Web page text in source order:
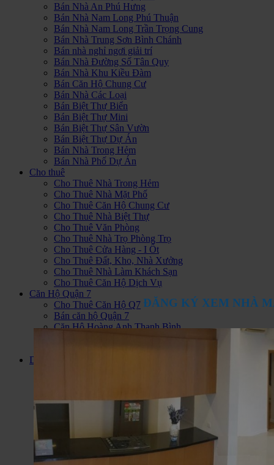
Bán Nhà An Phú Hưng
Bán Nhà Nam Long Phú Thuận
Bán Nhà Nam Long Trần Trọng Cung
Bán Nhà Trung Sơn Bình Chánh
Bán nhà nghỉ ngơi giải trí
Bán Nhà Đường Số Tân Quy
Bán Nhà Khu Kiều Đàm
Bán Căn Hộ Chung Cư
Bán Nhà Các Loại
Bán Biệt Thự Biển
Bán Biệt Thự Mini
Bán Biệt Thự Sân Vườn
Bán Biệt Thự Dự Án
Bán Nhà Trong Hẻm
Bán Nhà Phố Dự Án
Cho thuê
Cho Thuê Nhà Trong Hẻm
Cho Thuê Nhà Mặt Phố
Cho Thuê Căn Hộ Chung Cư
Cho Thuê Nhà Biệt Thự
Cho Thuê Văn Phòng
Cho Thuê Nhà Trọ Phòng Trọ
Cho Thuê Cửa Hàng - I Ốt
Cho Thuê Đất, Kho, Nhà Xưởng
Cho Thuê Nhà Làm Khách Sạn
Cho Thuê Căn Hộ Dịch Vụ
Căn Hộ Quận 7
Cho Thuê Căn Hộ Q7
Bán căn hộ Quận 7
Căn Hộ Hoàng Anh Thanh Bình
Dự án
Biệt Thự Biển
Khu Du Lịch Nghĩ Dưỡng
Căn hộ Jamona City Quận 7
Bán nhà đất KDC Long Hậu
ĐĂNG KÝ XEM NHÀ